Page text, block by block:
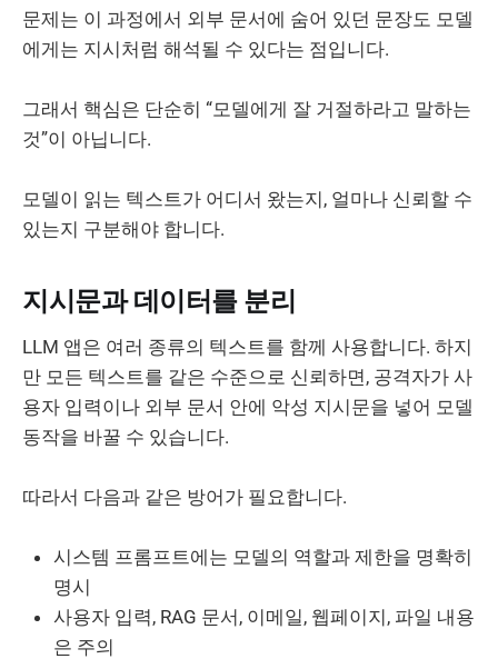
문제는 이 과정에서 외부 문서에 숨어 있던 문장도 모델
에게는 지시처럼 해석될 수 있다는 점입니다.
그래서 핵심은 단순히 “모델에게 잘 거절하라고 말하는
것”이 아닙니다.
모델이 읽는 텍스트가 어디서 왔는지, 얼마나 신뢰할 수
있는지 구분해야 합니다.
지시문과 데이터를 분리
LLM 앱은 여러 종류의 텍스트를 함께 사용합니다. 하지
만 모든 텍스트를 같은 수준으로 신뢰하면, 공격자가 사
용자 입력이나 외부 문서 안에 악성 지시문을 넣어 모델
동작을 바꿀 수 있습니다.
따라서 다음과 같은 방어가 필요합니다.
시스템 프롬프트에는 모델의 역할과 제한을 명확히
명시
사용자 입력, RAG 문서, 이메일, 웹페이지, 파일 내용
은 주의